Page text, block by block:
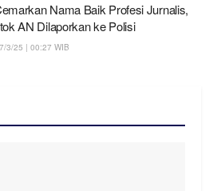
Nama Baik Profesi Jurnalis,
AN Dilaporkan ke Polisi
3/25 | 00:27 WIB